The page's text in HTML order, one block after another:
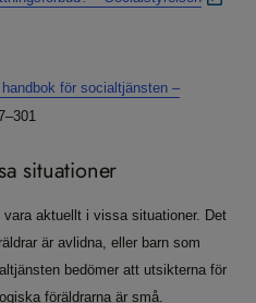
för socialtjänsten –
situationer
aktuellt i vissa situationer. Det
är avlidna, eller barn som
bedömer att utsikterna för
föräldrarna är små.